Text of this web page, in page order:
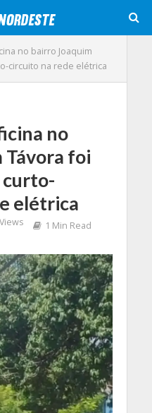
no bairro Joaquim
circuito na rede elétrica
no
Távora foi
curto-
elétrica
1 Min Read